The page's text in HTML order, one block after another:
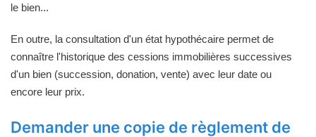
le bien...
En outre, la consultation d'un état hypothécaire permet de
connaître l'historique des cessions immobilières successives
d'un bien (succession, donation, vente) avec leur date ou
encore leur prix.
Demander une copie de règlement de